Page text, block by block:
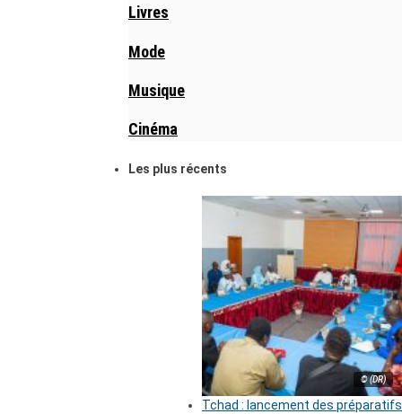
Livres
Mode
Musique
Cinéma
Les plus récents
© (DR)
Tchad : lancement des préparatifs